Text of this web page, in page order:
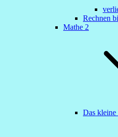
Rechnen
Mathe 2
Das kleine